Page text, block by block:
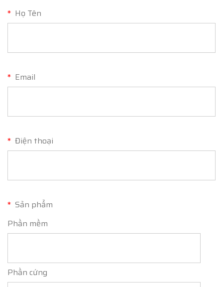
* Họ Tên
* Email
* Điện thoại
* Sản phẩm
Phần mềm
Phần cứng